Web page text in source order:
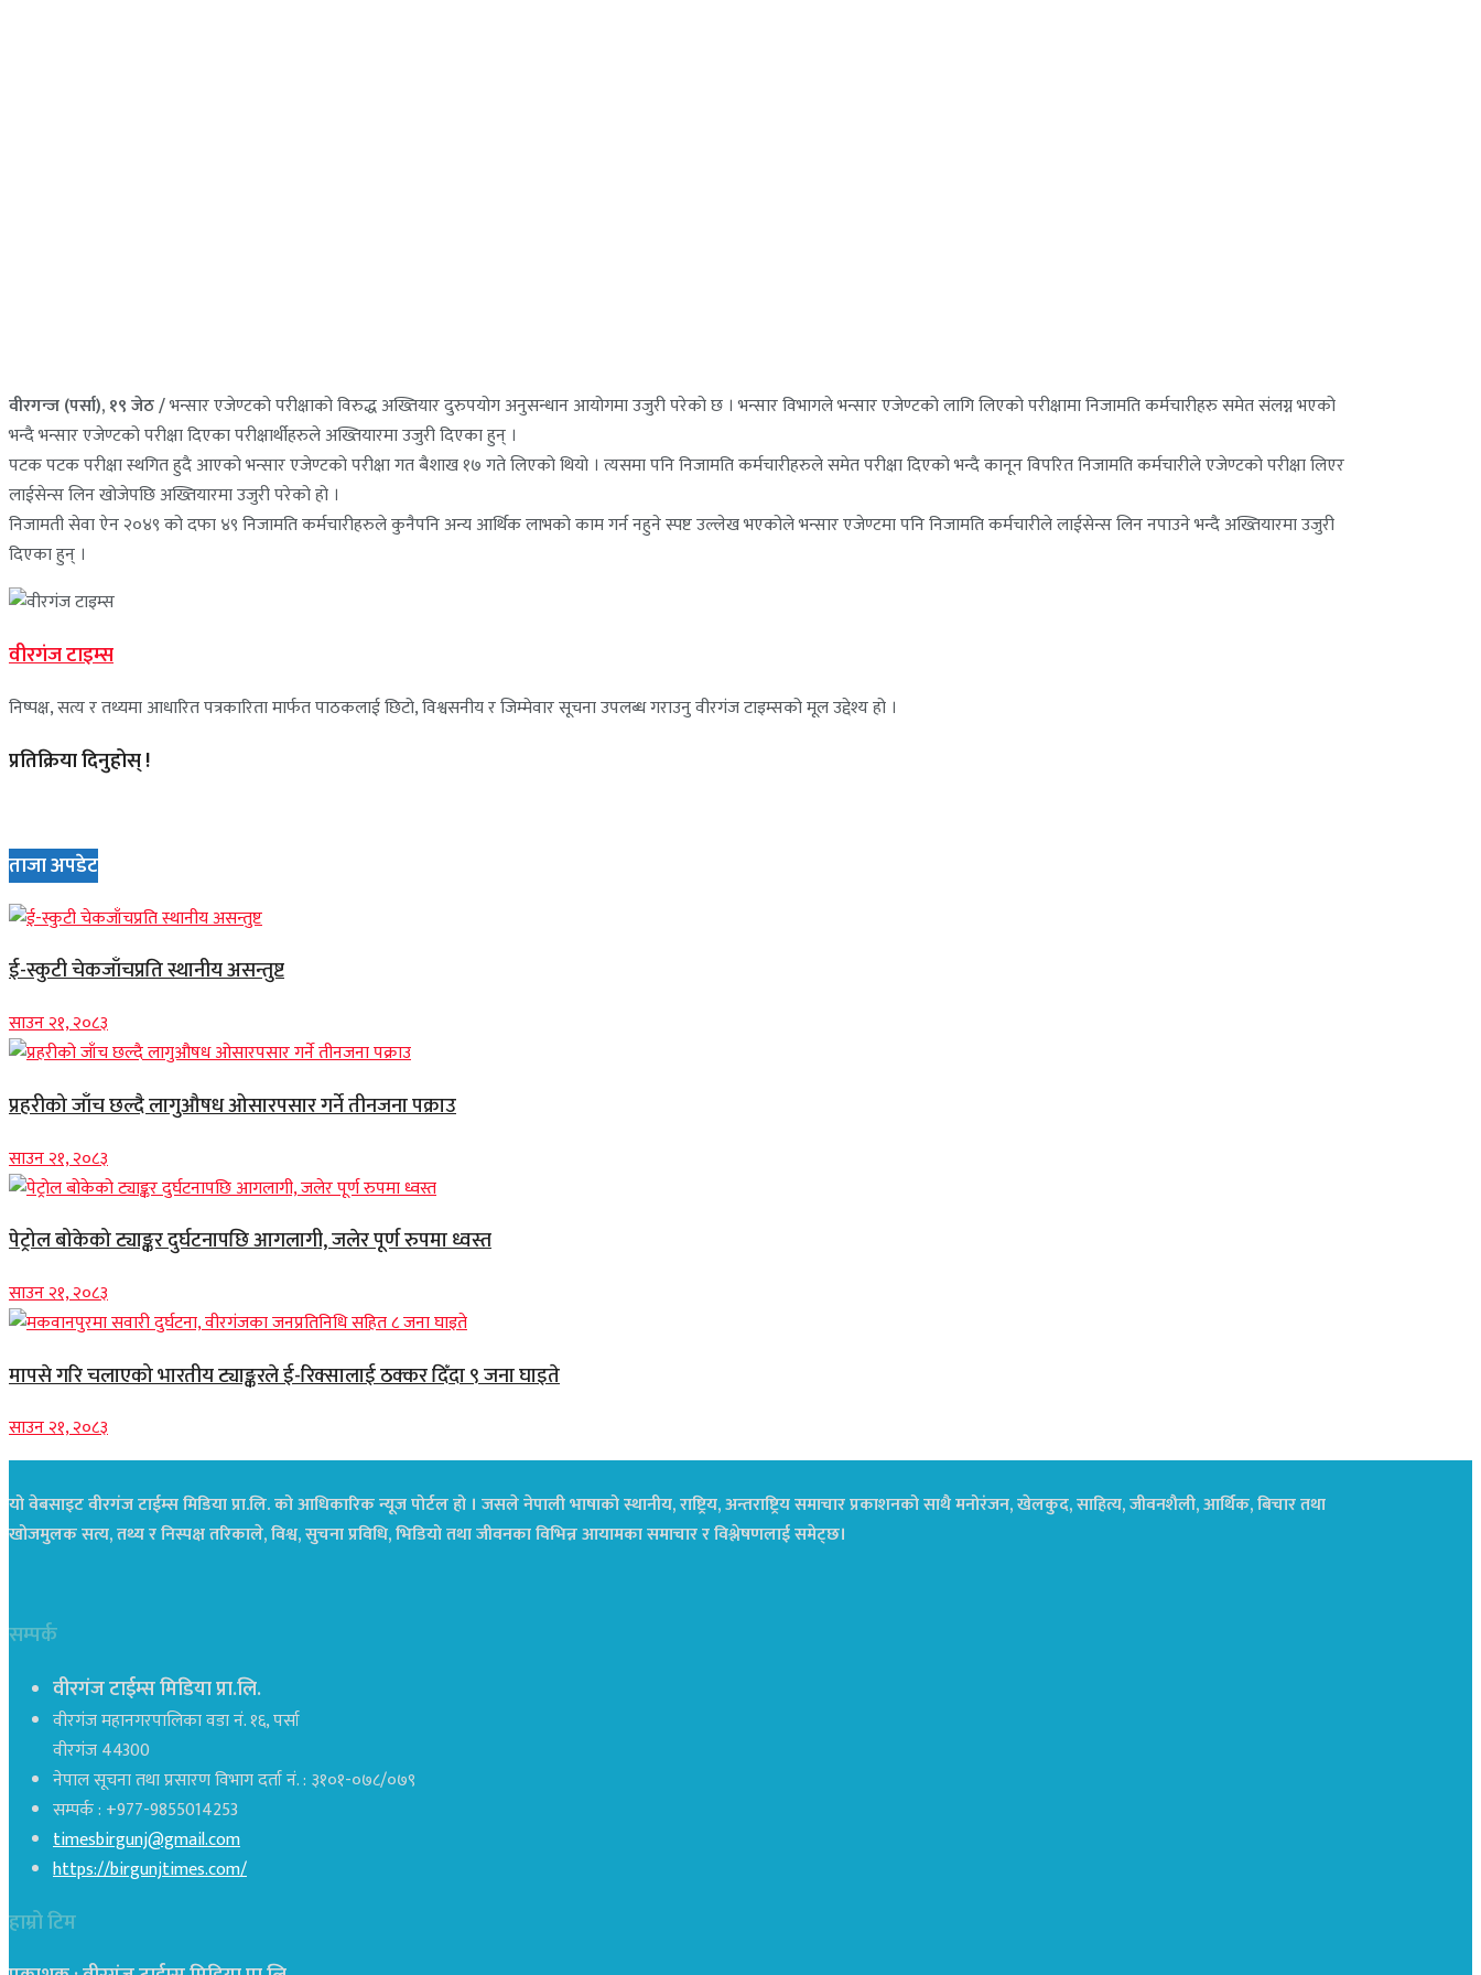
वीरगन्ज (पर्सा), १९ जेठ /भन्सार एजेण्टको परीक्षाको विरुद्ध अख्तियार दुरुपयोग अनुसन्धान आयोगमा उजुरी परेको छ । भन्सार विभागले भन्सार एजेण्टको लागि लिएको परीक्षामा निजामति कर्मचारीहरु समेत संलग्न भएको
भन्दै भन्सार एजेण्टको परीक्षा दिएका परीक्षार्थीहरुले अख्तियारमा उजुरी दिएका हुन् ।
पटक पटक परीक्षा स्थगित हुदै आएको भन्सार एजेण्टको परीक्षा गत बैशाख १७ गते लिएको थियो । त्यसमा पनि निजामति कर्मचारीहरुले समेत परीक्षा दिएको भन्दै कानून विपरित निजामति कर्मचारीले एजेण्टको परीक्षा लिएर
लाईसेन्स लिन खोजेपछि अख्तियारमा उजुरी परेको हो ।
निजामती सेवा ऐन २०४९ को दफा ४९ निजामति कर्मचारीहरुले कुनैपनि अन्य आर्थिक लाभको काम गर्न नहुने स्पष्ट उल्लेख भएकोले भन्सार एजेण्टमा पनि निजामति कर्मचारीले लाईसेन्स लिन नपाउने भन्दै अख्तियारमा उजुरी
दिएका हुन् ।
वीरगंज टाइम्स
निष्पक्ष, सत्य र तथ्यमा आधारित पत्रकारिता मार्फत पाठकलाई छिटो, विश्वसनीय र जिम्मेवार सूचना उपलब्ध गराउनु वीरगंज टाइम्सको मूल उद्देश्य हो ।
प्रतिक्रिया दिनुहोस् !
ताजा अपडेट
ई-स्कुटी चेकजाँचप्रति स्थानीय असन्तुष्ट
साउन २१, २०८३
प्रहरीको जाँच छल्दै लागुऔषध ओसारपसार गर्ने तीनजना पक्राउ
साउन २१, २०८३
पेट्रोल बोकेको ट्याङ्कर दुर्घटनापछि आगलागी, जलेर पूर्ण रुपमा ध्वस्त
साउन २१, २०८३
मापसे गरि चलाएको भारतीय ट्याङ्करले ई-रिक्सालाई ठक्कर दिँदा ९ जना घाइते
साउन २१, २०८३
यो वेबसाइट वीरगंज टाईम्स मिडिया प्रा.लि. को आधिकारिक न्यूज पोर्टल हो । जसले नेपाली भाषाको स्थानीय, राष्ट्रिय, अन्तराष्ट्रिय समाचार प्रकाशनको साथै मनोरंजन, खेलकुद, साहित्य, जीवनशैली, आर्थिक, बिचार तथा
खोजमुलक सत्य, तथ्य र निस्पक्ष तरिकाले, विश्व, सुचना प्रविधि, भिडियो तथा जीवनका विभिन्न आयामका समाचार र विश्लेषणलाई समेट्छ।
सम्पर्क
वीरगंज टाईम्स मिडिया प्रा.लि.
वीरगंज महानगरपालिका वडा नं. १६, पर्सा
वीरगंज 44300
नेपाल सूचना तथा प्रसारण विभाग दर्ता नं. : ३१०१-०७८/०७९
सम्पर्क : +977-9855014253
timesbirgunj@gmail.com
https://birgunjtimes.com/
हाम्रो टिम